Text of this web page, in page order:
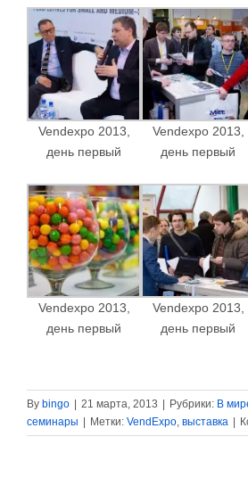
Vendexpo 2013,
день первый
Vendexpo 2013,
день первый
Vendexpo 2013,
день первый
Vendexpo 2013,
день первый
By bingo | 21 марта, 2013 | Рубрики: В
семинары | Метки: VendExpo выставка |